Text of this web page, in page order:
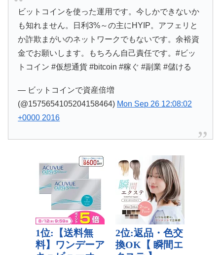
ビットコインを使った運用です。今しかできないか
も知れません。日利3%～の主にHYIP。アフェリと
か詐欺まがいのネットワークでもないです。余裕資
金でお願いします。もちろん自己責任です。#ビッ
トコイン #仮想通貨 #bitcoin #稼ぐ #副業 #儲ける
— ビットコインで資産倍増
(@1575654105204158464) Mon Sep 26 12:08:02
+0000 2016